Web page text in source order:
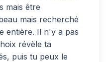
mais être
mais recherché
entière. Il n'y a pas
révèle ta
puis tu peux le